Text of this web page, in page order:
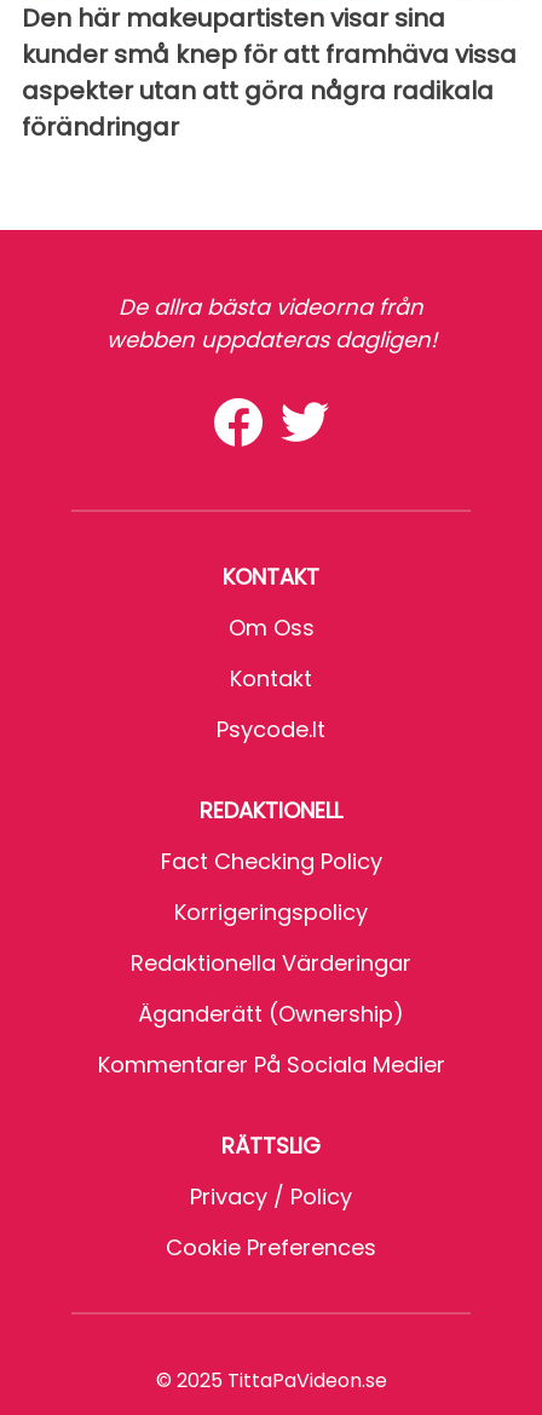
Den här makeupartisten visar sina
kunder små knep för att framhäva vissa
aspekter utan att göra några radikala
förändringar
De allra bästa videorna från
webben uppdateras dagligen!
KONTAKT
Om Oss
Kontakt
Psycode.it
REDAKTIONELL
Fact Checking Policy
Korrigeringspolicy
Redaktionella Värderingar
Äganderätt (Ownership)
Kommentarer På Sociala Medier
RÄTTSLIG
Privacy / Policy
Cookie Preferences
© 2025 TittaPaVideon.se